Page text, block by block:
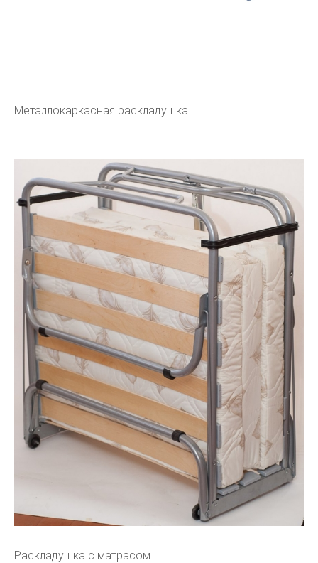
Металлокаркасная раскладушка
Раскладушка с матрасом